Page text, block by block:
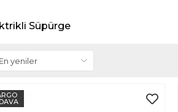
Süpürge